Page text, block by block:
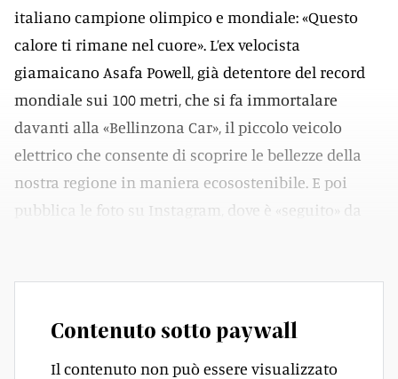
italiano campione olimpico e mondiale: «Questo
calore ti rimane nel cuore». L’ex velocista
giamaicano Asafa Powell, già detentore del record
mondiale sui 100 metri, che si fa immortalare
davanti alla «Bellinzona Car», il piccolo veicolo
elettrico che consente di scoprire le bellezze della
nostra regione in maniera ecosostenibile. E poi
pubblica le foto su Instagram, dove è «seguito» da
Contenuto sotto paywall
Il contenuto non può essere visualizzato